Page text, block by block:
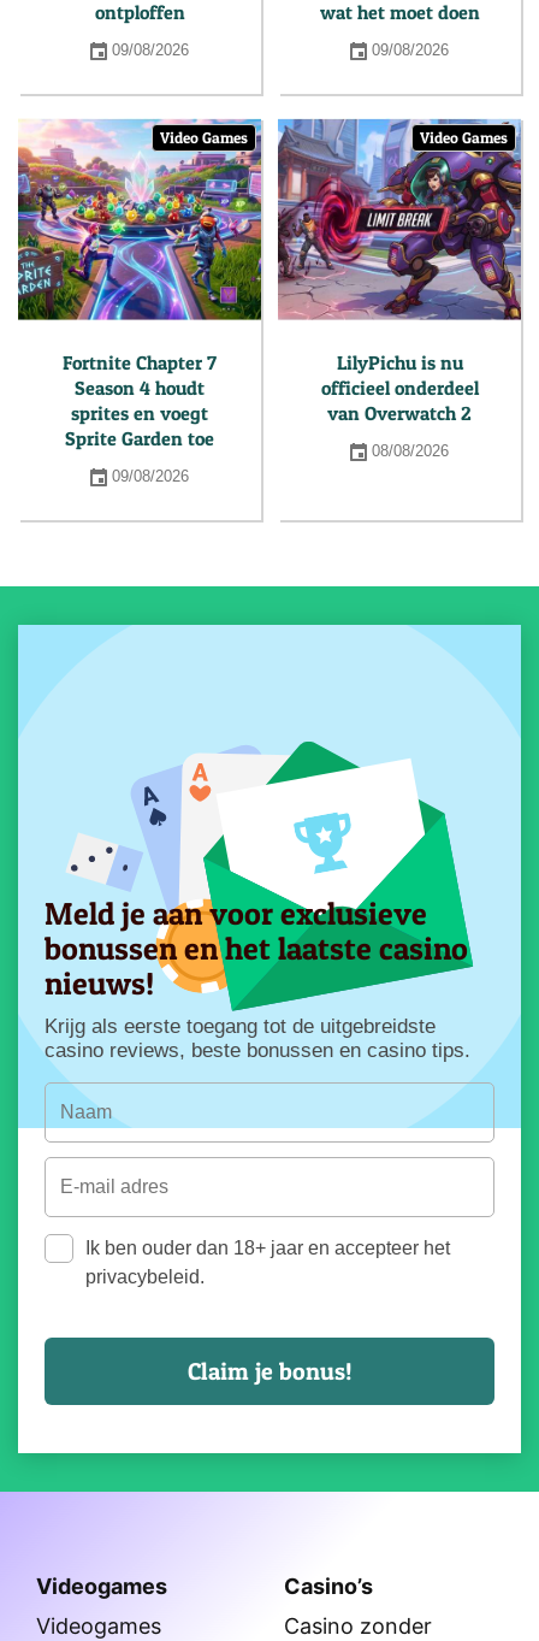
ontploffen
09/08/2026
wat het moet doen
09/08/2026
Video Games
Fortnite Chapter 7
Season 4 houdt
sprites en voegt
Sprite Garden toe
09/08/2026
Video Games
LilyPichu is nu
officieel onderdeel
van Overwatch 2
08/08/2026
Meld je aan voor exclusieve
bonussen en het laatste casino
nieuws!
Krijg als eerste toegang tot de uitgebreidste
casino reviews, beste bonussen en casino tips.
Ik ben ouder dan 18+ jaar en accepteer het
privacybeleid.
Videogames
Videogames
Casino’s
Casino zonder